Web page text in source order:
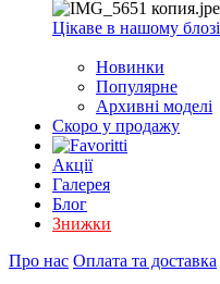
Цікаве в нашому блозі
Новинки
Популярне
Архивні моделі
Скоро у продажу
Акції
Галерея
Блог
Знижки
Про нас Оплата та доставка